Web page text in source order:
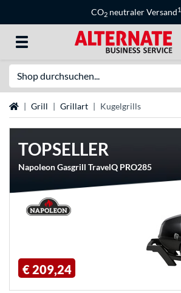
CO2 neutraler Versand1
Startseite
Grill Grillart Kugelgrills
TOPSELLER
Napoleon Gasgrill TravelQ PRO285
€ 209,24